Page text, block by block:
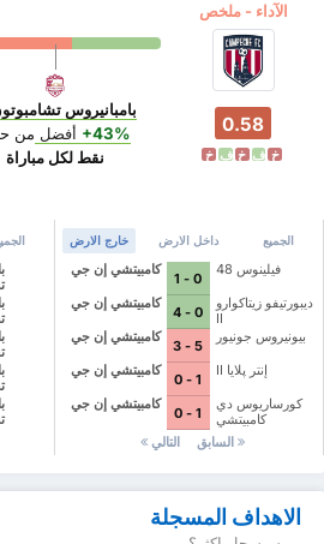
الآداء - ملخص
بامبانيروس
+43% أفضل من
نقط لكل مباراة
0.58
خ ف خ ف خ
الجميع داخل الارض خارج الارض
كامبيتشي إن جي
0 - 1
فيلينوس 48
كامبيتشي إن جي
0 - 4
ديبورتيفو زيتاكوارو
II
كامبيتشي إن جي
5 - 3
بيونيروس جونيور
كامبيتشي إن جي
1 - 0
إنتر پلايا II
كامبيتشي إن جي
1 - 0
كورساريوس دي
كامبيتشي
السابق
التالي
الاهداف المسجلة